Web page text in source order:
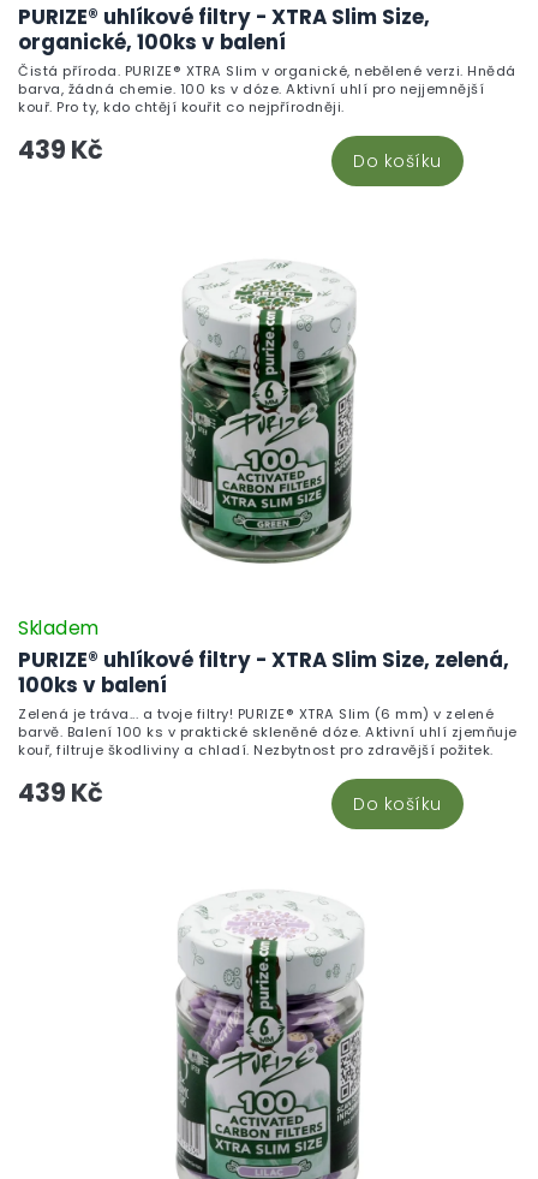
PURIZE® uhlíkové filtry - XTRA Slim Size,
organické, 100ks v balení
439 Kč Do košíku
Čistá příroda. PURIZE® XTRA Slim v organické, nebělené verzi. Hnědá
barva, žádná chemie. 100 ks v dóze. Aktivní uhlí pro nejjemnější
kouř. Pro ty, kdo chtějí kouřit co nejpřírodněji.
PURIZE® uhlíkové filtry - XTRA Slim Size, zelená,
100ks v balení
Skladem
439 Kč Do košíku
Zelená je tráva... a tvoje filtry! PURIZE® XTRA Slim (6 mm) v zelené
barvě. Balení 100 ks v praktické skleněné dóze. Aktivní uhlí zjemňuje
kouř, filtruje škodliviny a chladí. Nezbytnost pro zdravější požitek.